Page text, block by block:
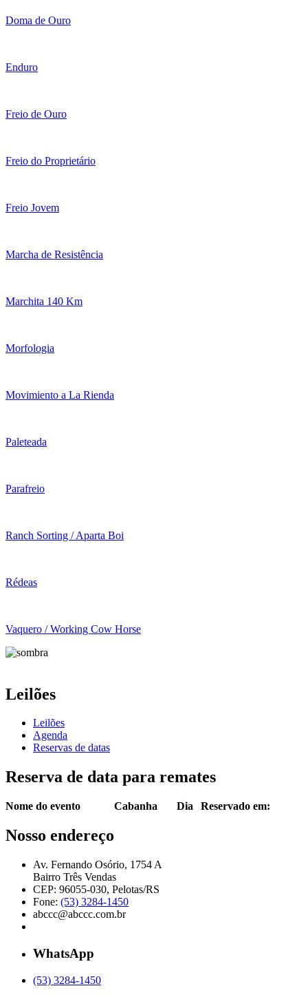
Doma de Ouro
Enduro
Freio de Ouro
Freio do Proprietário
Freio Jovem
Marcha de Resistência
Marchita 140 Km
Morfologia
Movimiento a La Rienda
Paleteada
Parafreio
Ranch Sorting / Aparta Boi
Rédeas
Vaquero / Working Cow Horse
Leilões
Leilões
Agenda
Reservas de datas
Reserva de data para remates
Nome do evento Cabanha Dia Reservado em:
Nosso endereço
Av. Fernando Osório, 1754 A
Bairro Três Vendas
CEP: 96055-030, Pelotas/RS
Fone: (53) 3284-1450
abccc@abccc.com.br
WhatsApp
(53) 3284-1450